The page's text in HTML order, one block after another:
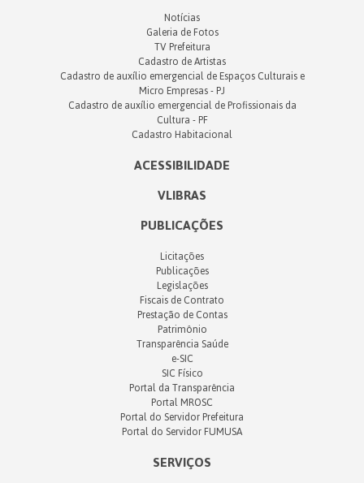
Notícias
Galeria de Fotos
TV Prefeitura
Cadastro de Artistas
Cadastro de auxílio emergencial de Espaços Culturais e
Micro Empresas - PJ
Cadastro de auxílio emergencial de Profissionais da
Cultura - PF
Cadastro Habitacional
ACESSIBILIDADE
VLIBRAS
PUBLICAÇÕES
Licitações
Publicações
Legislações
Fiscais de Contrato
Prestação de Contas
Patrimônio
Transparência Saúde
e-SIC
SIC Físico
Portal da Transparência
Portal MROSC
Portal do Servidor Prefeitura
Portal do Servidor FUMUSA
SERVIÇOS